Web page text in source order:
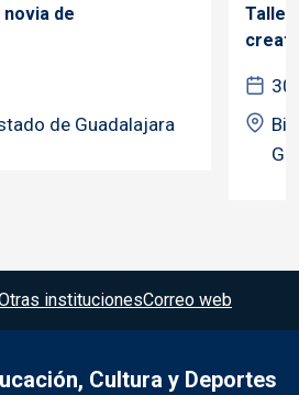
de
de Guadalajara
Taller
institucionesCorreo web
Cultura y Deportes